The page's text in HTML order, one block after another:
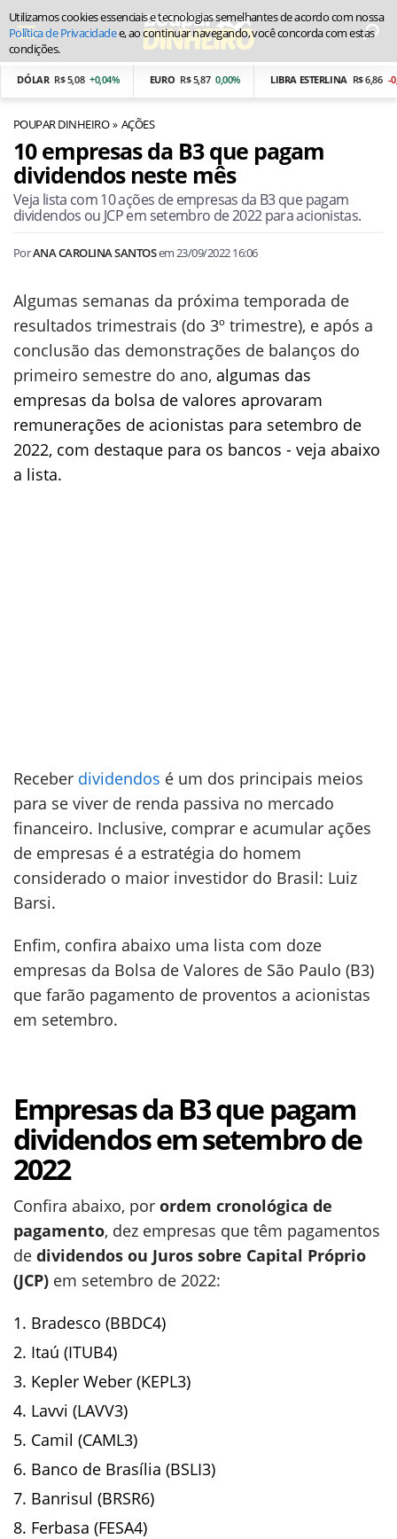
R$ 5,08 +0,04% EURO R$ 5,87 0,00% LIBRA ESTERLINA R$ 6,86 -0,25%
POUPAR DINHEIRO AÇÕES
10 empresas da B3 que pagam
dividendos neste mês
Veja lista com 10 ações de empresas da B3 que pagam
dividendos ou JCP em setembro de 2022 para acionistas.
PorANA CAROLINA SANTOSem23/09/2022 16:06
Algumas semanas da próxima temporada de
resultados trimestrais (do 3º trimestre), e após a
conclusão das demonstrações de balanços do
primeiro semestre do ano, algumas das
empresas da bolsa de valores aprovaram
remunerações de acionistas para setembro de
2022, com destaque para os bancos - veja abaixo
a lista.
Receber dividendos é um dos principais meios
para se viver de renda passiva no mercado
financeiro. Inclusive, comprar e acumular ações
de empresas é a estratégia do homem
considerado o maior investidor do Brasil: Luiz
Barsi.
Enfim, confira abaixo uma lista com doze
empresas da Bolsa de Valores de São Paulo (B3)
que farão pagamento de proventos a acionistas
em setembro.
Empresas da B3 que pagam
dividendos em setembro de
2022
Confira abaixo, por ordem cronológica de
pagamento, dez empresas que têm pagamentos
de dividendos ou Juros sobre Capital Próprio
(JCP) em setembro de 2022:
Bradesco (BBDC4)
Itaú (ITUB4)
Kepler Weber (KEPL3)
Lavvi (LAVV3)
Camil (CAML3)
Banco de Brasília (BSLI3)
Banrisul (BRSR6)
Ferbasa (FESA4)
Utilizamos cookies essenciais e tecnologias semelhantes de acordo com nossa
Política de Privacidadee, ao continuar navegando, você concorda com estas
condições.